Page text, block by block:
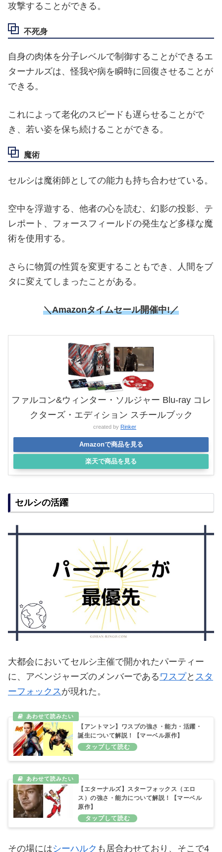
攻撃することができる。
不死身
自身の肉体を分子レベルで制御することができるエ
ターナルズは、怪我や病を瞬時に回復させることが
できる。
これによって老化のスピードも遅らせることがで
き、若い姿を保ち続けることができる。
魔術
セルシは魔術師としての能力も持ち合わせている。
空中を浮遊する、他者の心を読む、幻影の投影、テ
レポート、フォースフィールドの発生など多様な魔
術を使用する。
さらに物質の性質を変更することもでき、人間をブ
タに変えてしまったことがある。
＼Amazonタイムセール開催中!／
ファルコン&ウィンター・ソルジャー Blu-ray コレ
クターズ・エディション スチールブック
created by Rinker
Amazonで商品を見る
楽天で商品を見る
セルシの活躍
大都会においてセルシ主催で開かれたパーティー
に、アベンジャーズのメンバーである ワスプと スタ
ーフォックスが現れた。
【アントマン】ワスプの強さ・能力・活躍・
誕生について解説！【マーベル原作】
【エターナルズ】スターフォックス（エロ
ス）の強さ・能力について解説！【マーベル
原作】
その場にはシーハルク も居合わせており、そこで4